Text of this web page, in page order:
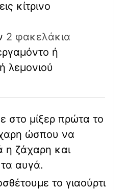
κίτρινο
2 φακελάκια
ή
λεμονιού
στο μίξερ πρώτα το
ώσπου να
η ζάχαρη και
αυγά.
το γιαούρτι